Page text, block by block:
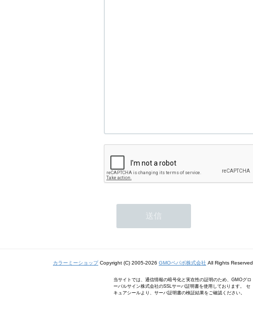
カラーミーショップCopyright (C) 2005-2026 GMOペパボ株式会社 All Rights Reserved.
当サイトでは、通信情報の暗号化と実在性の証明のため、GMOグロ
ーバルサイン株式会社のSSLサーバ証明書を使用しております。 セ
キュアシールより、サーバ証明書の検証結果をご確認ください。